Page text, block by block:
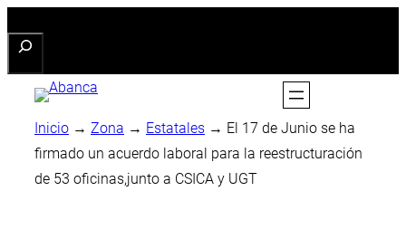
contenido
Inicio → Zona → Estatales → El 17 de Junio se ha
firmado un acuerdo laboral para la reestructuración
de 53 oficinas,junto a CSICA y UGT